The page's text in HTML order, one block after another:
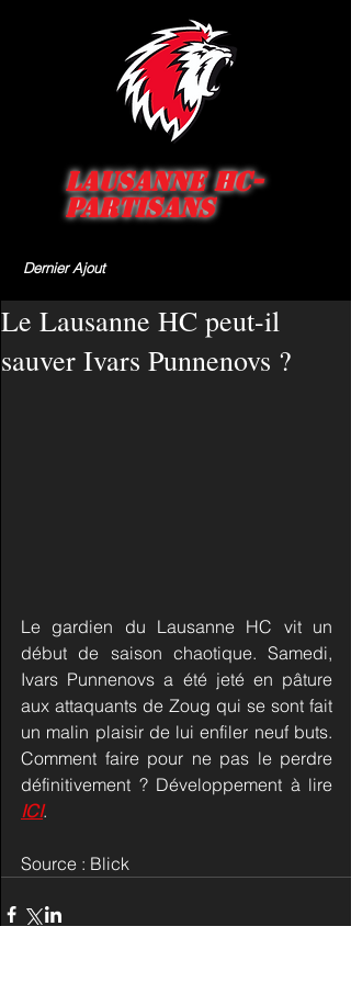
Lausanne HC-
Partisans
Dernier Ajout
Le Lausanne HC peut-il
sauver Ivars Punnenovs ?
Le gardien du Lausanne HC vit un
début de saison chaotique. Samedi,
Ivars Punnenovs a été jeté en pâture
aux attaquants de Zoug qui se sont fait
un malin plaisir de lui enfiler neuf buts.
Comment faire pour ne pas le perdre
ICI.
Source : Blick